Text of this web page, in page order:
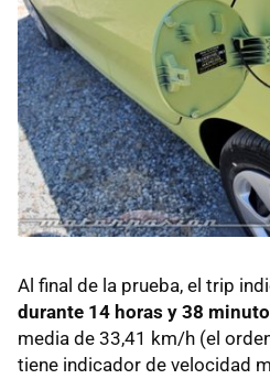
Al final de la prueba, el trip
durante 14 horas y 38
media de 33,41 km/h (el
tiene indicador de velocidad